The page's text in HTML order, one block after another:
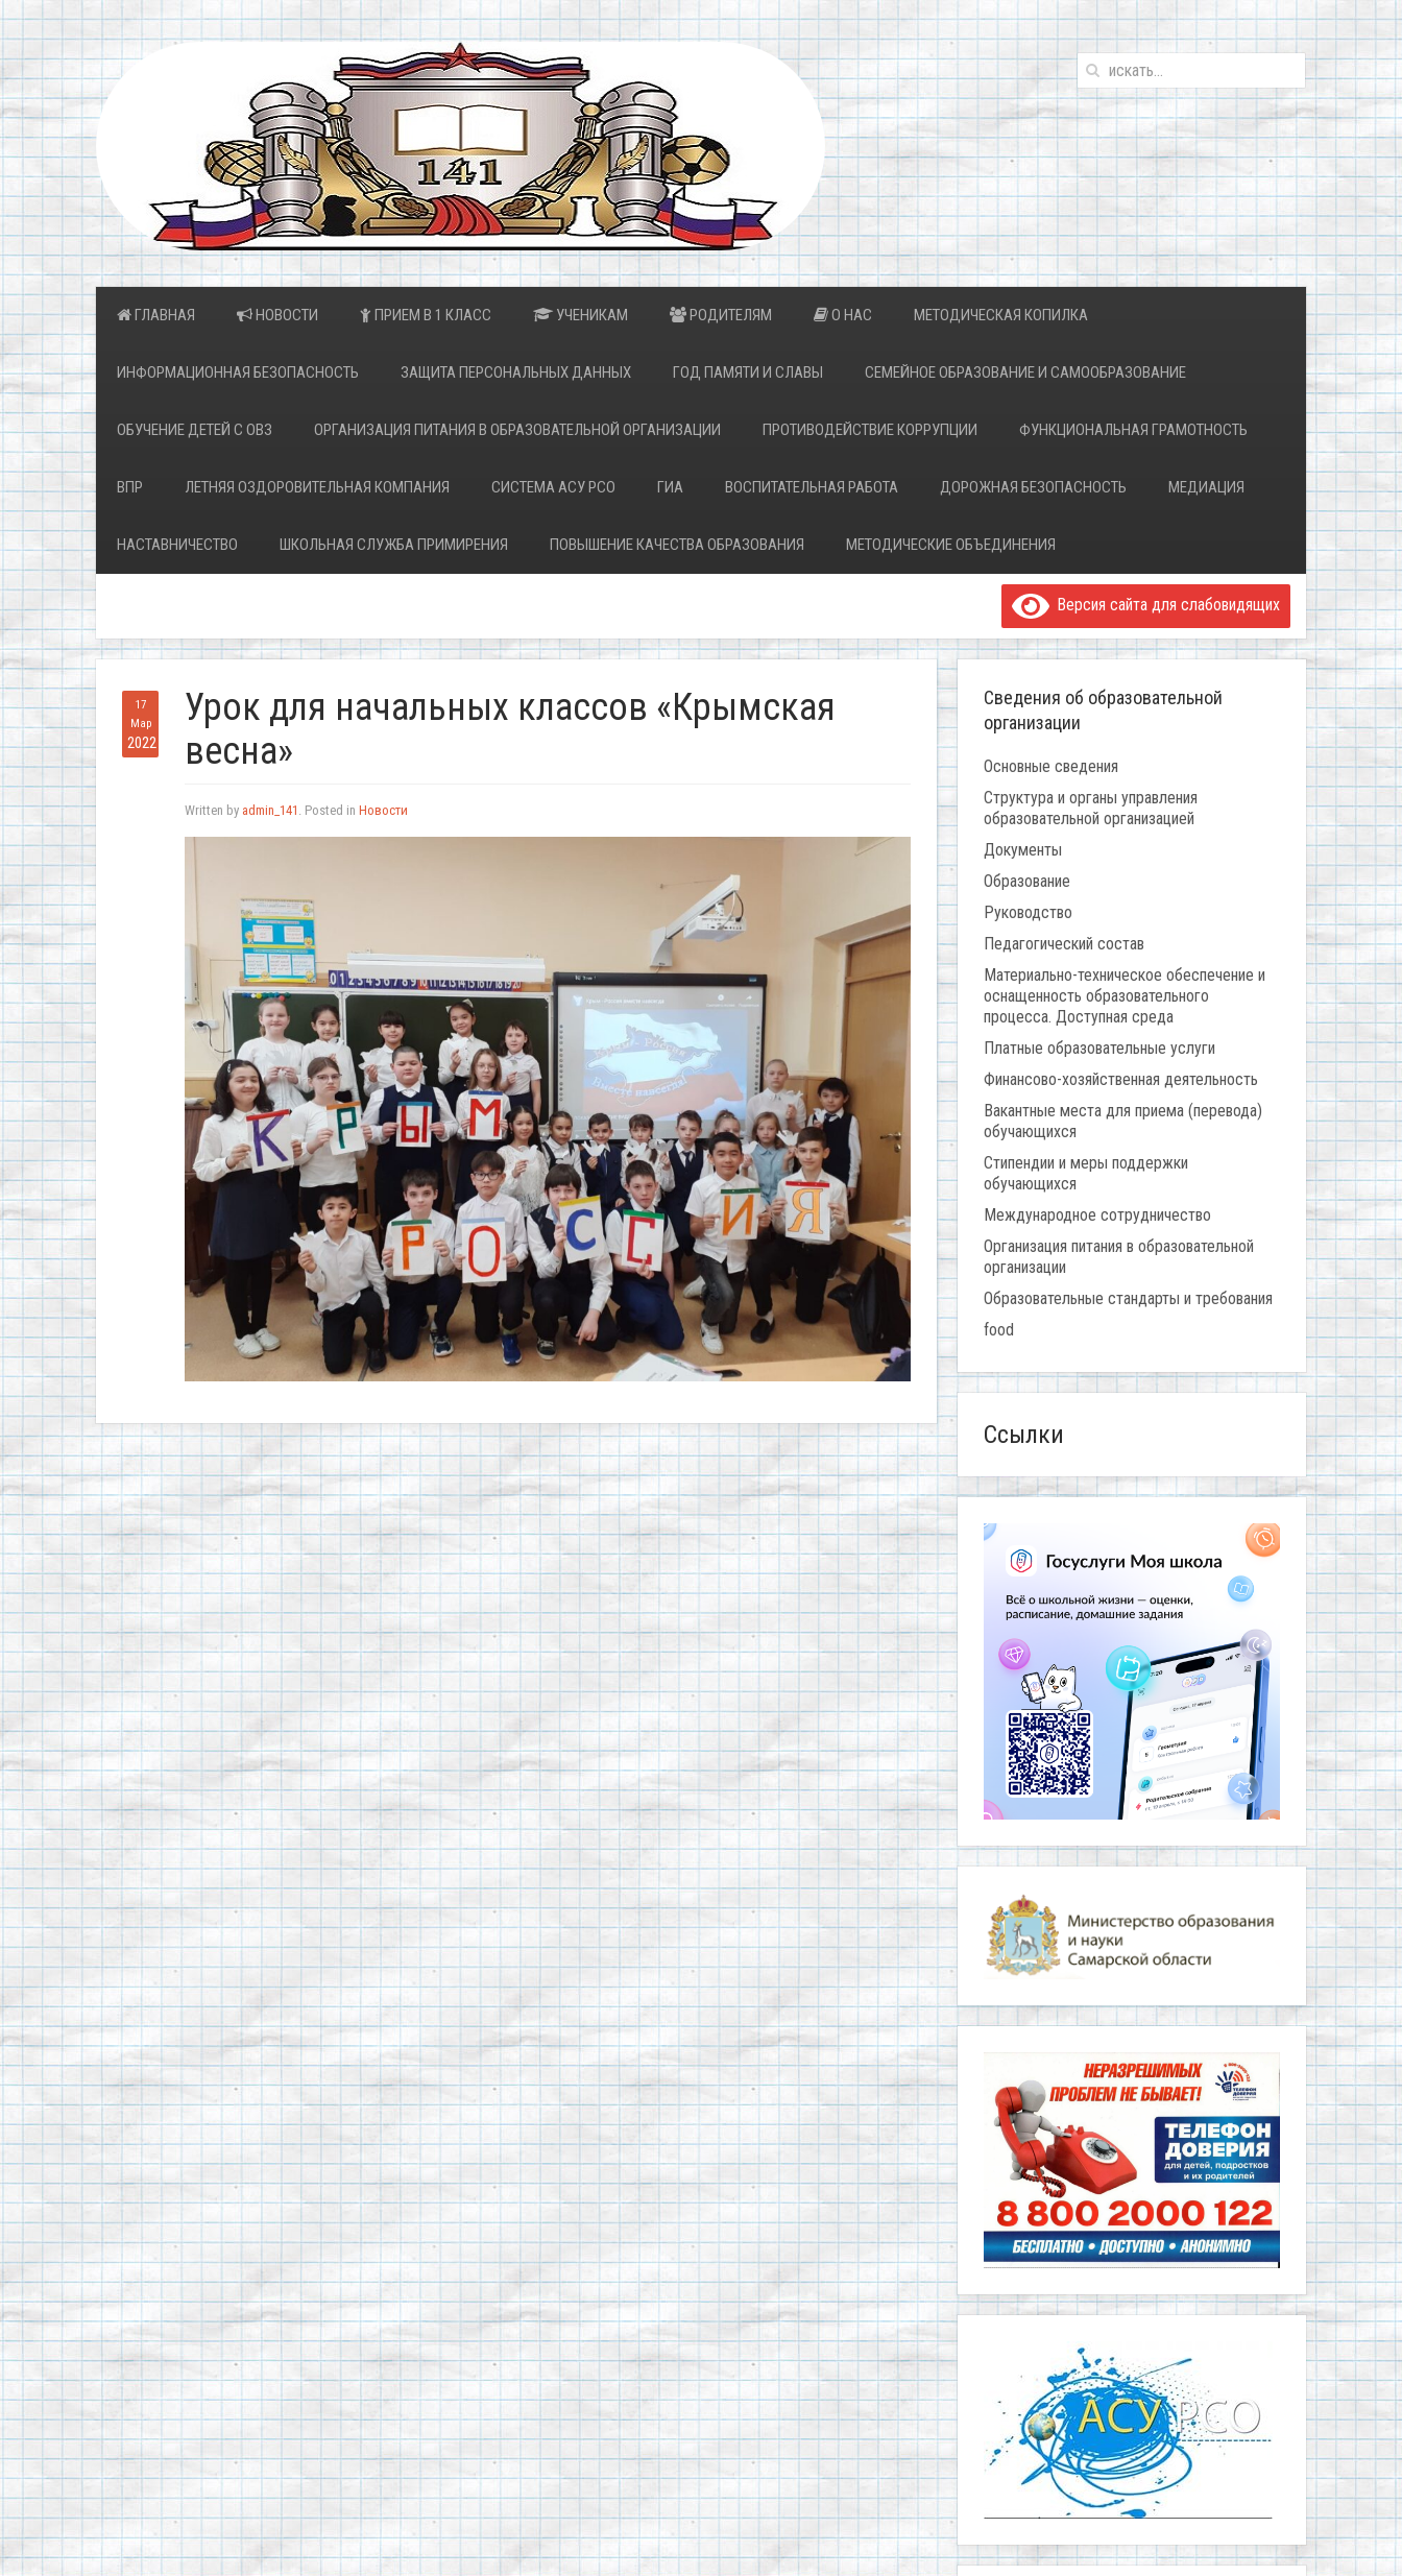
ГЛАВНАЯ НОВОСТИ ПРИЕМ В 1 КЛАСС УЧЕНИКАМ РОДИТЕЛЯМ О НАС МЕТОДИЧЕСКАЯ КОПИЛКА
ИНФОРМАЦИОННАЯ БЕЗОПАСНОСТЬ ЗАЩИТА ПЕРСОНАЛЬНЫХ ДАННЫХ ГОД ПАМЯТИ И СЛАВЫ СЕМЕЙНОЕ ОБРАЗОВАНИЕ И САМООБРАЗОВАНИЕ
ОБУЧЕНИЕ ДЕТЕЙ С ОВЗ ОРГАНИЗАЦИЯ ПИТАНИЯ В ОБРАЗОВАТЕЛЬНОЙ ОРГАНИЗАЦИИ ПРОТИВОДЕЙСТВИЕ КОРРУПЦИИ ФУНКЦИОНАЛЬНАЯ ГРАМОТНОСТЬ
ВПР ЛЕТНЯЯ ОЗДОРОВИТЕЛЬНАЯ КОМПАНИЯ СИСТЕМА АСУ РСО ГИА ВОСПИТАТЕЛЬНАЯ РАБОТА ДОРОЖНАЯ БЕЗОПАСНОСТЬ МЕДИАЦИЯ
НАСТАВНИЧЕСТВО ШКОЛЬНАЯ СЛУЖБА ПРИМИРЕНИЯ ПОВЫШЕНИЕ КАЧЕСТВА ОБРАЗОВАНИЯ МЕТОДИЧЕСКИЕ ОБЪЕДИНЕНИЯ
Версия сайта для слабовидящих
17
Мар
2022
Урок для начальных классов «Крымская
весна»
Written by admin_141 . Posted in Новости
Сведения об образовательной
организации
Основные сведения
Структура и органы управления
образовательной организацией
Документы
Образование
Руководство
Педагогический состав
Материально-техническое обеспечение и
оснащенность образовательного
процесса. Доступная среда
Платные образовательные услуги
Финансово-хозяйственная деятельность
Вакантные места для приема (перевода)
обучающихся
Стипендии и меры поддержки
обучающихся
Международное сотрудничество
Организация питания в образовательной
организации
Образовательные стандарты и требования
food
Ссылки